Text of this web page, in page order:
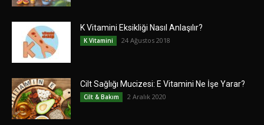
K Vitamini Eksikliği Nasıl Anlaşılır?
K Vitamini 24 Ağustos 2018
Cilt Sağlığı Mucizesi: E Vitamini Ne İşe Yarar?
Cilt & Bakım 2 Aralık 2020